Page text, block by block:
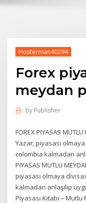
Hosterman40294
Forex
meydan
by Publisher
FOREX PIYASAS
Yazar, piyasası
colombia kalmadan
PIYASAS MUTLU
piyasası olmaya
kalmadan anlaşılıp
Piyasası Kitabı ‒